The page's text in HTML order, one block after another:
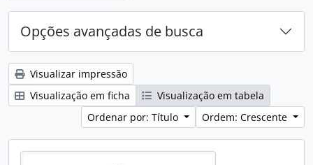
Opções avançadas de busca
Visualizar impressão
Visualização em ficha
Visualização em tabela
Ordenar por: Título
Ordem: Crescente